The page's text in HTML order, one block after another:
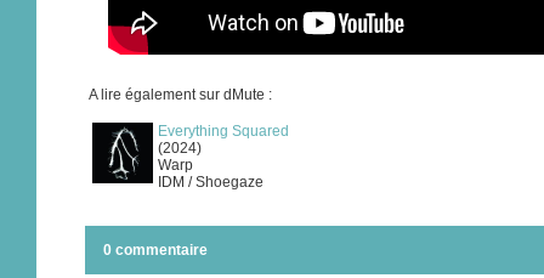
A lire également sur dMute :
Everything Squared
(2024)
Warp
IDM / Shoegaze
0 commentaire